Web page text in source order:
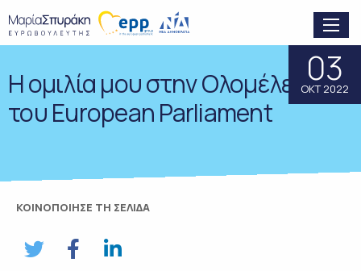
H ομιλία μου στην Ολομέλεια
του European Parliament
03
ΟΚΤ 2022
ΚΟΙΝΟΠΟΙΗΣΕ ΤΗ ΣΕΛΙΔΑ